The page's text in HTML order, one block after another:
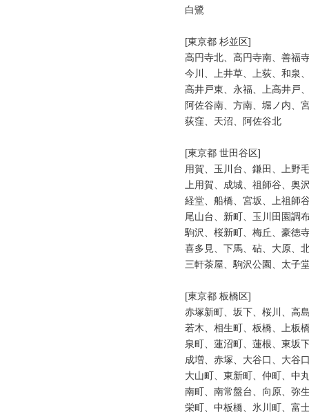
白鷺
[東京都 杉並区]
高円寺北、高円寺南、善福
今川、上井草、上荻、和泉
高井戸東、永福、上高井戸
阿佐谷南、方南、堀ノ内、
荻窪、天沼、阿佐谷北
[東京都 世田谷区]
用賀、玉川台、鎌田、上野
上用賀、成城、祖師谷、奥
経堂、船橋、宮坂、上祖師
尾山台、新町、玉川田園調
駒沢、桜新町、梅丘、豪徳
喜多見、下馬、砧、大原、
三軒茶屋、駒沢公園、太子
[東京都 板橋区]
赤塚新町、坂下、桜川、高
若木、相生町、板橋、上板
泉町、蓮沼町、蓮根、東坂
成増、赤塚、大谷口、大谷
大山町、東新町、仲町、中
南町、南常盤台、向原、弥
栄町、中板橋、氷川町、富